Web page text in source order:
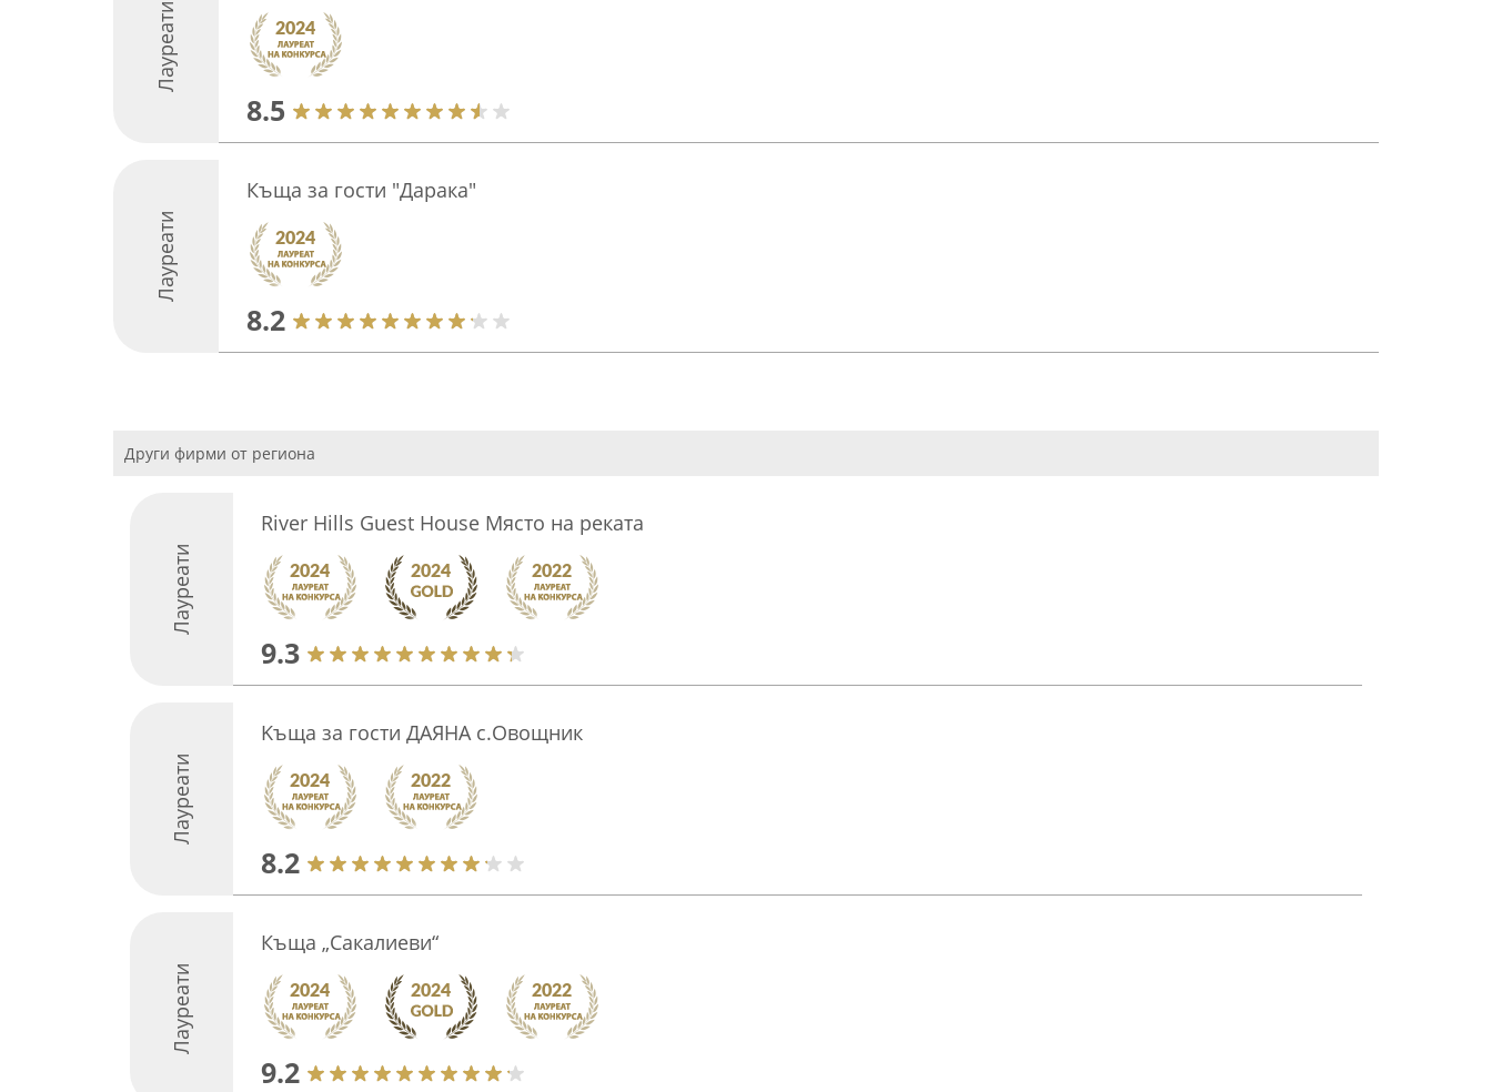
Лауреати
8.5
Лауреати
Къща за гости "Дарака"
8.2
Други фирми от региона
Лауреати
River Hills Guest House Място на реката
9.3
Лауреати
Kъща за гости ДАЯНА с.Овощник
8.2
Лауреати
Къща „Сакалиеви“
9.2